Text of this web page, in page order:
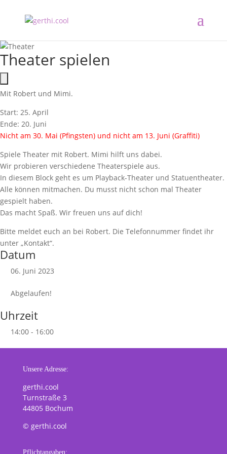
Theater spielen
Mit Robert und Mimi.
Start: 25. April
Ende: 20. Juni
Nicht am 30. Mai (Pfingsten) und nicht am 13. Juni (Graffiti)
Spiele Theater mit Robert. Mimi hilft uns dabei.
Wir probieren verschiedene Theaterspiele aus.
In diesem Block geht es um Playback-Theater und Statuentheater.
Alle können mitmachen. Du musst nicht schon mal Theater
gespielt haben.
Das macht Spaß. Wir freuen uns auf dich!
Bitte meldet euch an bei Robert. Die Telefonnummer findet ihr
unter „Kontakt“.
Datum
06. Juni 2023
Abgelaufen!
Uhrzeit
14:00 - 16:00
Unsere Adresse:
gerthi.cool
Turnstraße 3
44805 Bochum
© gerthi.cool
Pflichtangaben: